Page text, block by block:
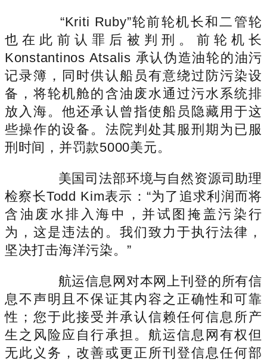
“Kriti Ruby”轮前轮机长和二管轮
也在此前认罪后被判刑。前轮机长
Konstantinos Atsalis 承认伪造油轮的油污
记录簿，同时供认船员有意绕过防污染设
备，将轮机舱的含油废水通过污水系统排
放入海。他还承认曾指使船员隐藏用于这
些操作的设备。法院判处其服刑期为已服
刑时间，并罚款5000美元。
美国司法部环境与自然资源司助理
检察长Todd Kim表示：“为了追求利润而将
含油废水排入海中，并试图掩盖污染行
为，这是违法的。我们致力于执行法律，
坚决打击海洋污染。”
航运信息网对本网上刊登的所有信
息不声明且不保证其内容之正确性和可靠
性；您于此接受并承认信赖任何信息所产
生之风险应自行承担。航运信息网有权但
无此义务，改善或更正所刊登信息任何部